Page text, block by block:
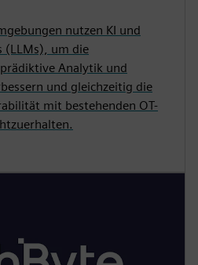
nutzen KI und
(LLMs), um die
Analytik und
und gleichzeitig die
mit bestehenden OT-